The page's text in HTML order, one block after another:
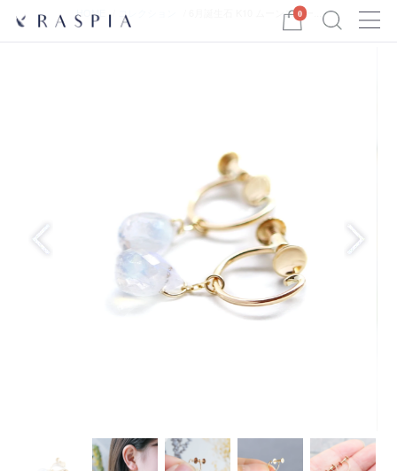
Menu
0
HOME コレクション 6月誕生石 K10 ムーンストー...